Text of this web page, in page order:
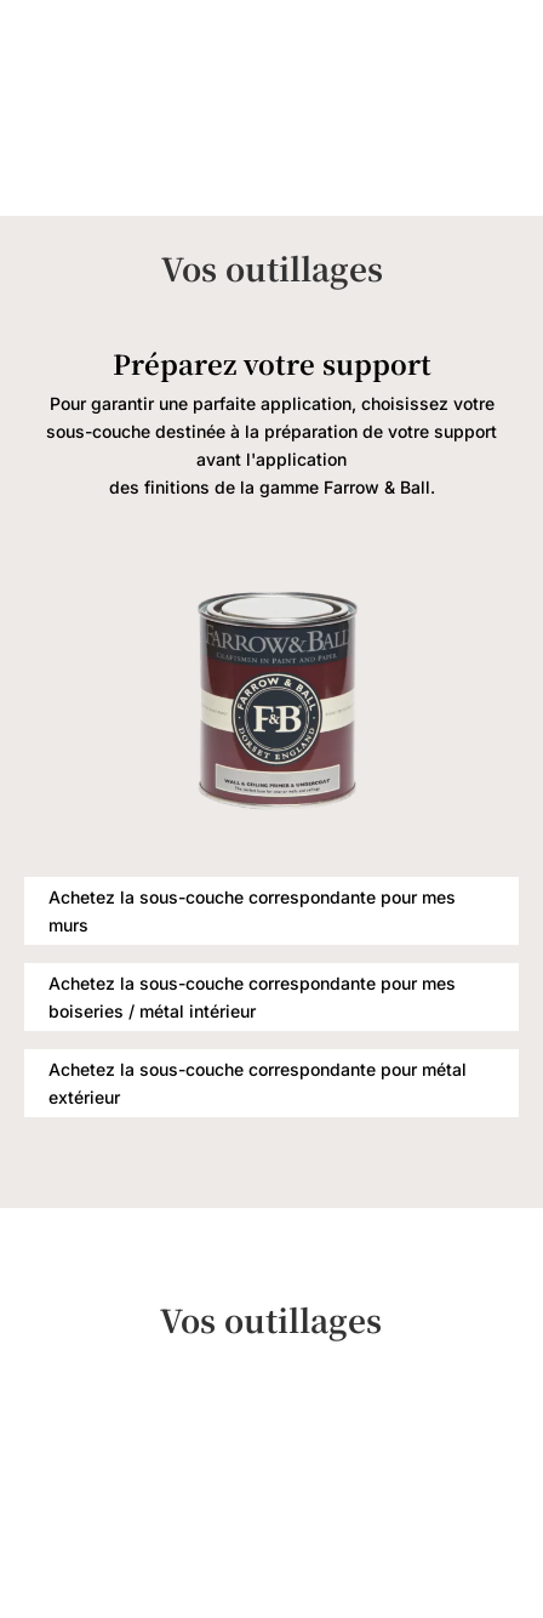
Vos outillages
Préparez votre support
Pour garantir une parfaite application, choisissez votre
sous-couche destinée à la préparation de votre support
avant l'application
des finitions de la gamme Farrow & Ball.
Achetez la sous-couche correspondante pour mes
murs
Achetez la sous-couche correspondante pour mes
boiseries / métal intérieur
Achetez la sous-couche correspondante pour métal
extérieur
Vos outillages